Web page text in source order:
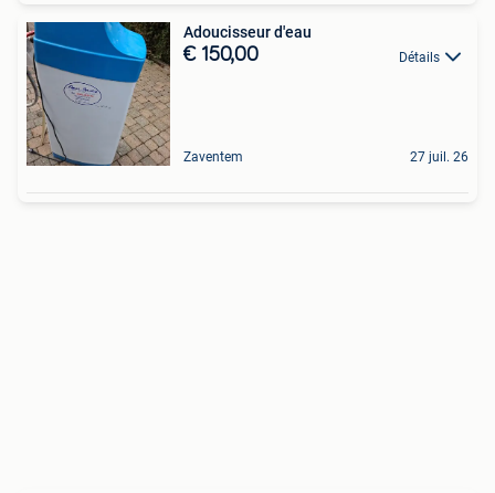
Adoucisseur d'eau
€ 150,00 Détails
Zaventem 27 juil. 26